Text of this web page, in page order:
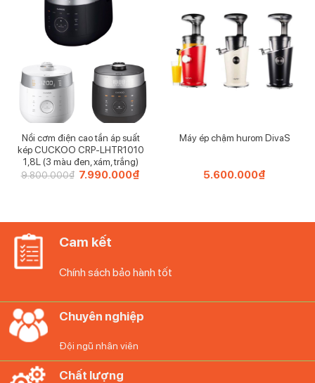
Nồi cơm điện cao tần áp suất
kép CUCKOO CRP-LHTR1010
1,8L (3 màu đen, xám, trắng)
9.800.000₫ Giá
7.990.000₫
Máy ép chậm hurom DivaS
5.600.000₫
Cam kết
Chính sách bảo hành tốt
Chuyên nghiệp
Đội ngũ nhân viên
Chất lượng